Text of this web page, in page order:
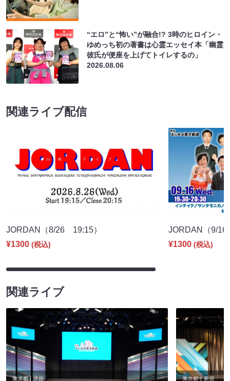
“エロ”と“怖い”が融合!? 3時のヒロイン・
ゆめっち初の著書は心霊エッセイ本「幽霊
彼氏が便座を上げてトイレするの」
2026.08.06
関連ライブ配信
JORDAN（8/26 19:15）
¥1300 (税込)
JORDAN（9/
¥1300 (税込)
関連ライブ